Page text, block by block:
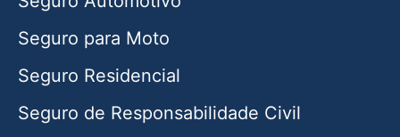
Seguro para Moto
Seguro Residencial
Seguro de Responsabilidade Civil